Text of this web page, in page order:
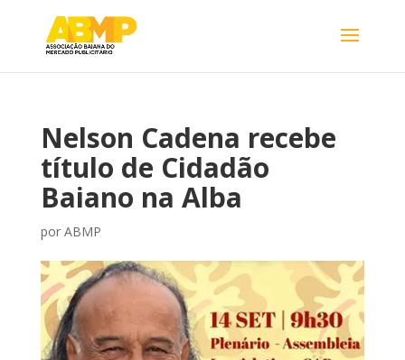
Nelson Cadena recebe
título de Cidadão
Baiano na Alba
por ABMP